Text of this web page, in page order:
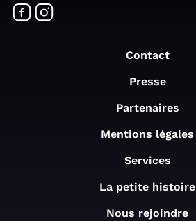
Contact
Presse
Partenaires
Mentions légales
Services
La petite histoire
Nous rejoindre